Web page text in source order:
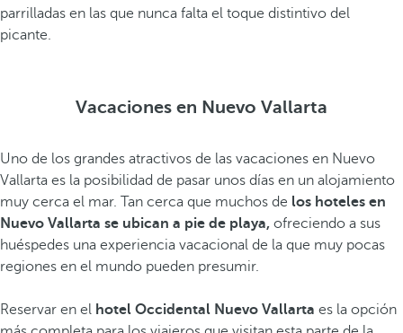
parrilladas en las que nunca falta el toque distintivo del
picante.
Vacaciones en Nuevo Vallarta
Uno de los grandes atractivos de las vacaciones en Nuevo
Vallarta es la posibilidad de pasar unos días en un alojamiento
muy cerca el mar. Tan cerca que muchos de los hoteles en
Nuevo Vallarta se ubican a pie de playa, ofreciendo a sus
huéspedes una experiencia vacacional de la que muy pocas
regiones en el mundo pueden presumir.
Reservar en el hotel Occidental Nuevo Vallarta es la opción